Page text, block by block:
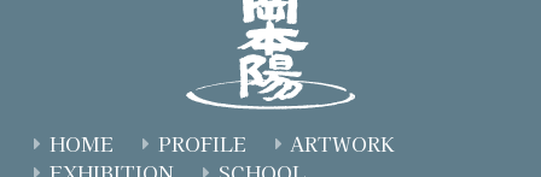
HOME PROFILE
ARTWORK